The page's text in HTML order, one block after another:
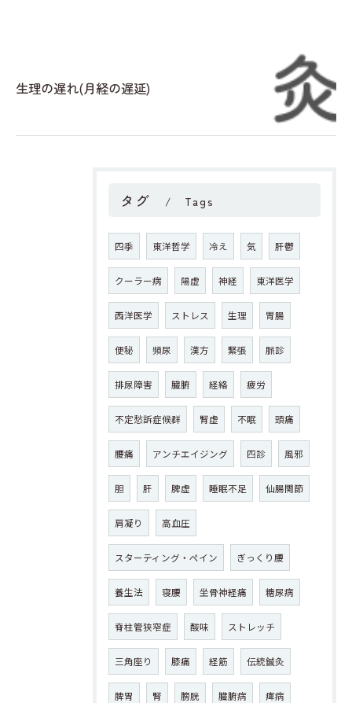
生理の遅れ(月経の遅延)
タグ Tags
四季 東洋哲学 冷え 気 肝鬱
クーラー病 陽虚 神経 東洋医学
西洋医学 ストレス 生理 胃腸
便秘 頻尿 漢方 緊張 脈診
排尿障害 臓腑 経絡 疲労
不定愁訴症候群 腎虚 不眠 頭痛
腰痛 アンチエイジング 四診 風邪
胆 肝 脾虚 睡眠不足 仙腸関節
肩凝り 高血圧
スターティング・ペイン ぎっくり腰
養生法 寝腰 坐骨神経痛 糖尿病
脊柱管狭窄症 酸味 ストレッチ
三角座り 膝痛 経筋 伝統鍼灸
脾胃 腎 膀胱 臓腑病 痺病